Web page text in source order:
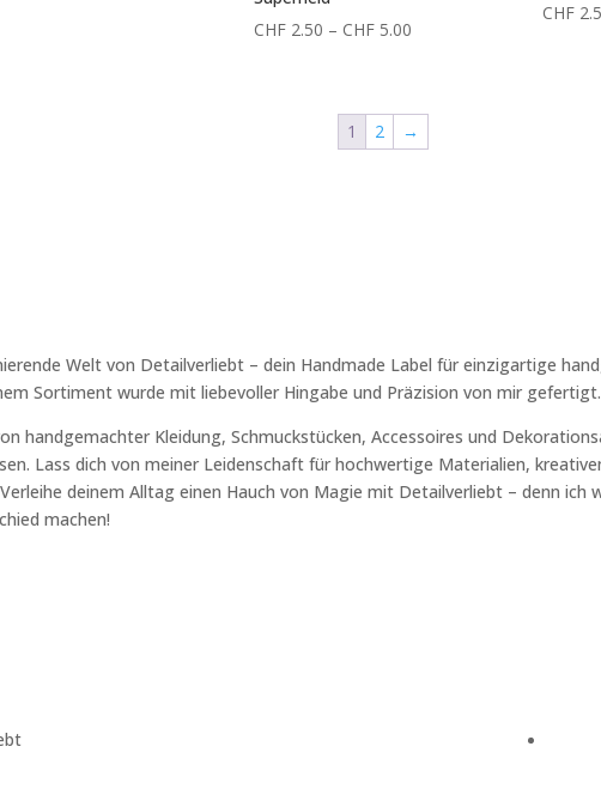
CHF 2.50 – CHF 5.00
CHF 5.00
CHF
1
2 →
Welt von Detailverliebt – dein Handmade Label für einzigartige
Sortiment wurde mit liebevoller Hingabe und Präzision von mir gefertigt.
handgemachter Kleidung, Schmuckstücken, Accessoires und
Lass dich von meiner Leidenschaft für hochwertige Materialien,
deinem Alltag einen Hauch von Magie mit Detailverliebt – denn ich
machen!